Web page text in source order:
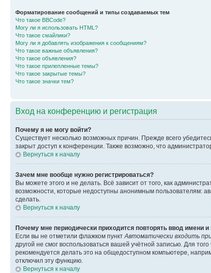
Форматирование сообщений и типы создаваемых тем
Что такое BBCode?
Могу ли я использовать HTML?
Что такое смайлики?
Могу ли я добавлять изображения к сообщениям?
Что такое важные объявления?
Что такое объявления?
Что такое прилепленные темы?
Что такое закрытые темы?
Что такое значки тем?
Вход на конференцию и регистрация
Почему я не могу войти?
Существует несколько возможных причин. Прежде всего
закрыт доступ к конференции. Также возможно, что
Вернуться к началу
Зачем мне вообще нужно регистрироваться?
Вы можете этого и не делать. Всё зависит от того, как
возможности, которые недоступны анонимным пользователям:
сделать.
Вернуться к началу
Почему мне периодически приходится повторять ввод имени и
Если вы не отметили флажком пункт Автоматически входить
другой не смог воспользоваться вашей учётной записью. Для
рекомендуется делать это на общедоступном компьютере,
отключил эту функцию.
Вернуться к началу